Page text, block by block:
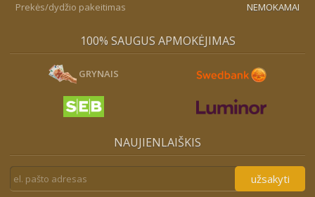
Prekės/dydžio pakeitimas
NEMOKAMAI
100% SAUGUS APMOKĖJIMAS
GRYNAIS
NAUJIENLAIŠKIS
užsakyti